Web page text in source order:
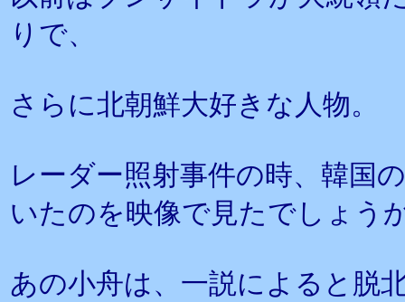
りで、
さらに北朝鮮大好きな人物。
レーダー照射事件の時、韓国
いたのを映像で見たでしょう
あの小舟は、一説によると脱